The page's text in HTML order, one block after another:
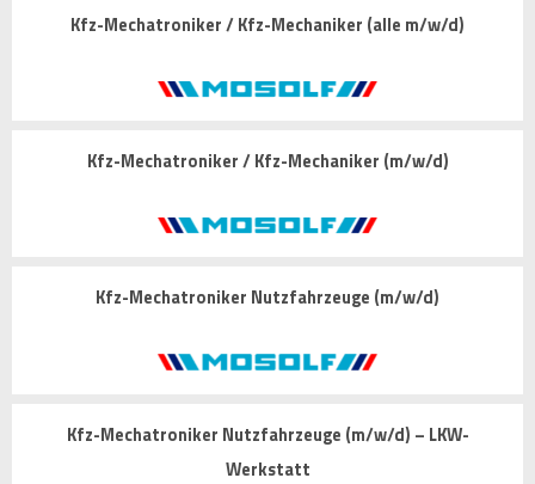
Kfz-Mechatroniker / Kfz-Mechaniker (alle m/w/d)
Kfz-Mechatroniker / Kfz-Mechaniker (m/w/d)
Kfz-Mechatroniker Nutzfahrzeuge (m/w/d)
Kfz-Mechatroniker Nutzfahrzeuge (m/w/d) – LKW-
Werkstatt